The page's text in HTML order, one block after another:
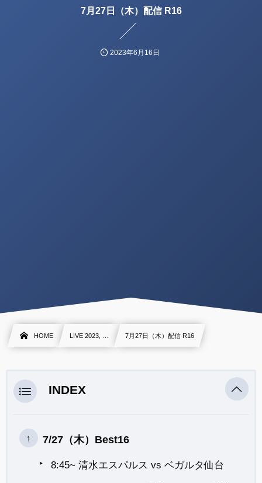
7月27日（木）配信 R16
2023年6月16日
HOME LIVE 2023, … 7月27日（木）配信 R16
INDEX
7/27（木）Best16
8:45~ 清水エスパルス vs ベガルタ仙台